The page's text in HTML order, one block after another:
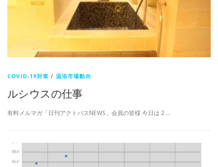
COVID-19対策 / 温浴市場動向
ルシウスの仕事
有料メルマガ「日刊アクトパスNEWS」会員の皆様 今日は 2 …